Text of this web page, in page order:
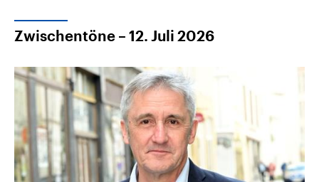
Zwischentöne – 12. Juli 2026